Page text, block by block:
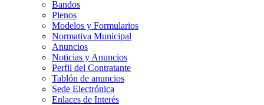
Bandos
Plenos
Modelos y Formularios
Normativa Municipal
Anuncios
Noticias y Anuncios
Perfil del Contratante
Tablón de anuncios
Sede Electrónica
Enlaces de Interés